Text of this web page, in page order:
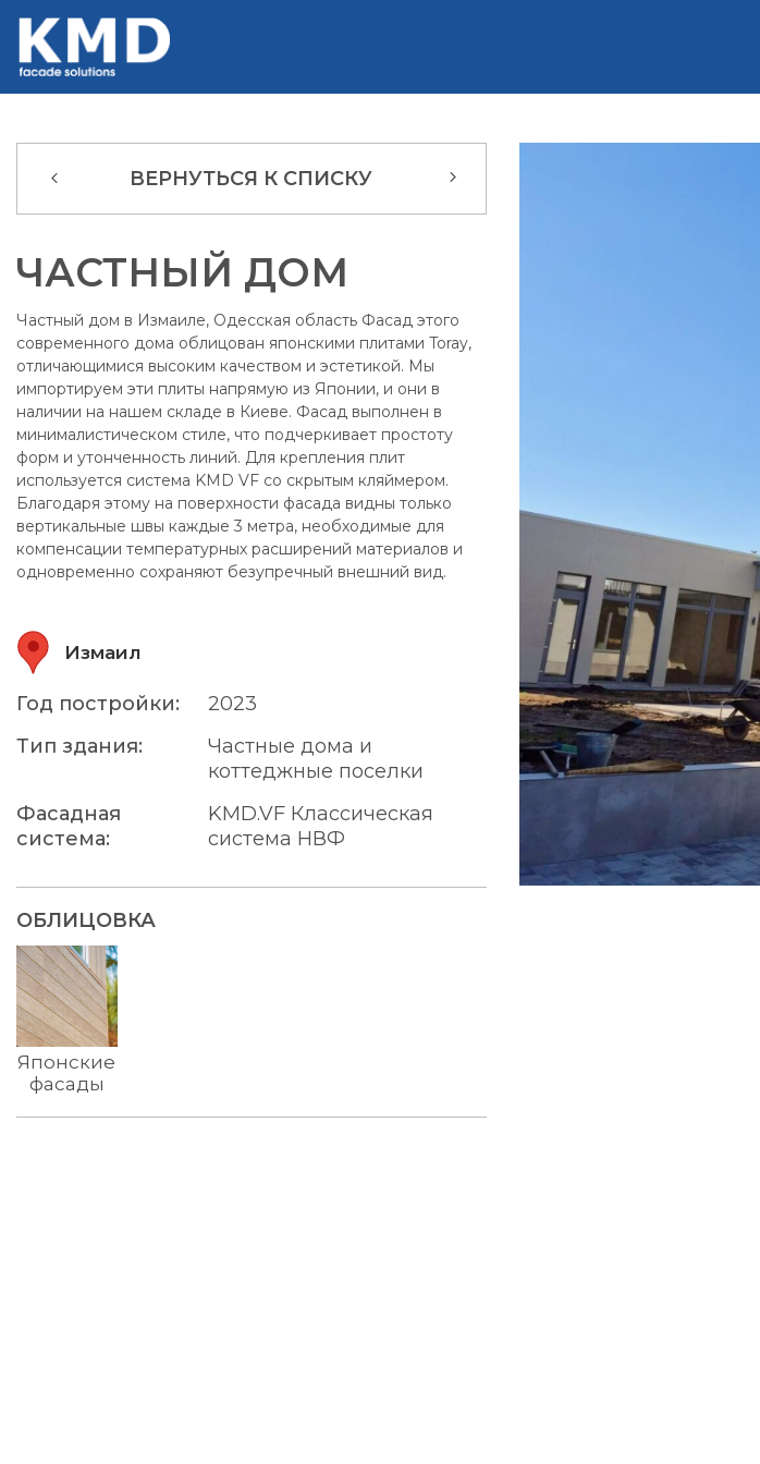
ВЕРНУТЬСЯ К СПИСКУ
ЧАСТНЫЙ ДОМ
Частный дом в Измаиле, Одесская область Фасад этого
современного дома облицован японскими плитами Toray,
отличающимися высоким качеством и эстетикой. Мы
импортируем эти плиты напрямую из Японии, и они в
наличии на нашем складе в Киеве. Фасад выполнен в
минималистическом стиле, что подчеркивает простоту
форм и утонченность линий. Для крепления плит
используется система KMD VF со скрытым кляймером.
Благодаря этому на поверхности фасада видны только
вертикальные швы каждые 3 метра, необходимые для
компенсации температурных расширений материалов и
одновременно сохраняют безупречный внешний вид.
Измаил
Год постройки:
2023
Тип здания:
Частные дома и
коттеджные поселки
Фасадная
система:
KMD.VF Классическая
система НВФ
ОБЛИЦОВКА
Японские
фасады